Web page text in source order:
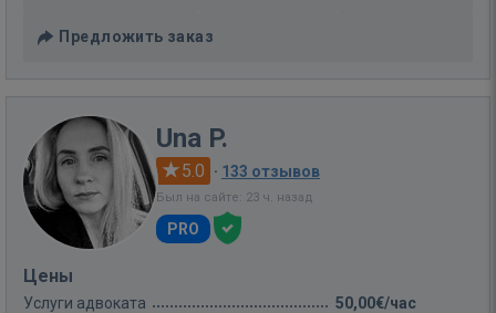
Предложить заказ
Una P.
5.0 · 133 отзывов
Был на сайте: 23 ч. назад
PRO
Цены
Услуги адвоката
50,00€/час